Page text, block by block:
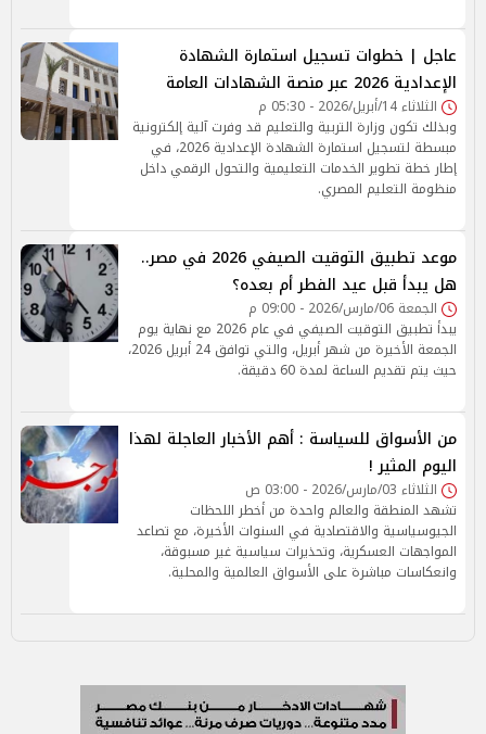
عاجل | خطوات تسجيل استمارة الشهادة
الإعدادية 2026 عبر منصة الشهادات العامة
الثلاثاء 14/أبريل/2026 - 05:30 م
وبذلك تكون وزارة التربية والتعليم قد وفرت آلية إلكترونية
مبسطة لتسجيل استمارة الشهادة الإعدادية 2026، في
إطار خطة تطوير الخدمات التعليمية والتحول الرقمي داخل
منظومة التعليم المصري.
موعد تطبيق التوقيت الصيفي 2026 في مصر..
هل يبدأ قبل عيد الفطر أم بعده؟
الجمعة 06/مارس/2026 - 09:00 م
يبدأ تطبيق التوقيت الصيفي في عام 2026 مع نهاية يوم
الجمعة الأخيرة من شهر أبريل، والتي توافق 24 أبريل 2026،
حيث يتم تقديم الساعة لمدة 60 دقيقة.
من الأسواق للسياسة : أهم الأخبار العاجلة لهذا
اليوم المثير !
الثلاثاء 03/مارس/2026 - 03:00 ص
تشهد المنطقة والعالم واحدة من أخطر اللحظات
الجيوسياسية والاقتصادية في السنوات الأخيرة، مع تصاعد
المواجهات العسكرية، وتحذيرات سياسية غير مسبوقة،
وانعكاسات مباشرة على الأسواق العالمية والمحلية.